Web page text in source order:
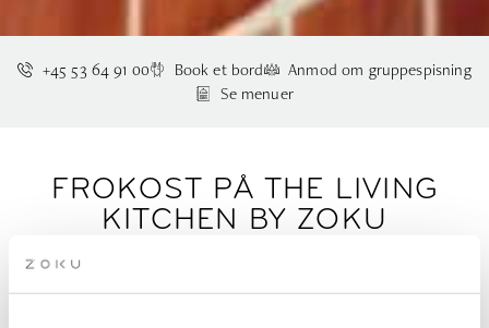
+45 53 64 91 00 Book et bord
Anmod om gruppespisning
Se menuer
FROKOST PÅ THE LIVING
KITCHEN BY ZOKU